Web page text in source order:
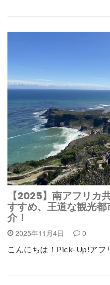
【2025】南アフリカ
すすめ、王道な観光
介！
2025年11月4日 0
こんにちは！Pick-Up!アフ